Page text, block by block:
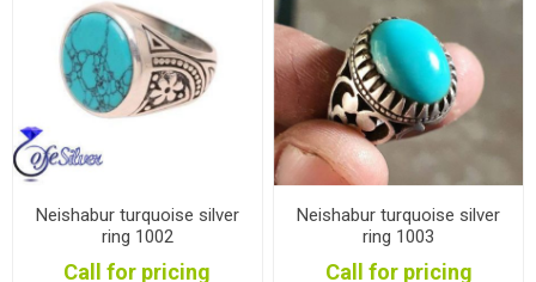
Neishabur turquoise silver
ring 1002
Call for pricing
Neishabur turquoise silver
ring 1003
Call for pricing